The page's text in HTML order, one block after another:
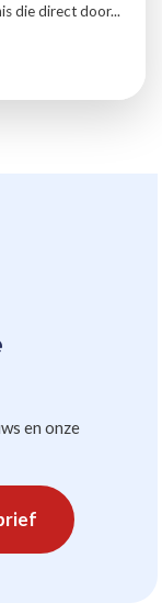
die direct door...
en onze